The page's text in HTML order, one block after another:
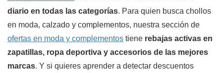
diario en todas las categorías. Para quien busca chollos
en moda, calzado y complementos, nuestra sección de
ofertas en moda y complementos tiene rebajas activas en
zapatillas, ropa deportiva y accesorios de las mejores
marcas. Y si quieres aprender a detectar descuentos